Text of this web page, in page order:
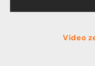
Video